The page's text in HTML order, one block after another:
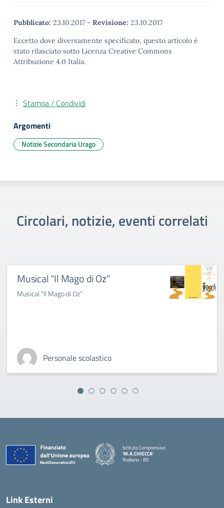
Pubblicato: 23.10.2017 - Revisione: 23.10.2017
Eccetto dove diversamente specificato, questo articolo è
stato rilasciato sotto Licenza Creative Commons
Attribuzione 4.0 Italia.
Stampa / Condividi
Argomenti
Notizie Secondaria Urago
Circolari, notizie, eventi correlati
Musical “Il Mago di Oz”
Musical “Il Mago di Oz”
Personale scolastico
Istituto Comprensivo
'M.A.CHIECCA'
Rudiano - BS
Link Esterni